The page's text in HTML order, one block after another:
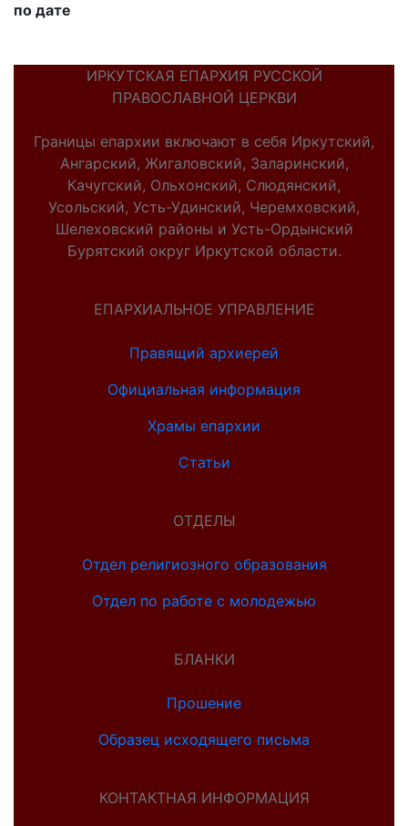
по дате
ИРКУТСКАЯ ЕПАРХИЯ РУССКОЙ
ПРАВОСЛАВНОЙ ЦЕРКВИ
Границы епархии включают в себя Иркутский,
Ангарский, Жигаловский, Заларинский,
Качугский, Ольхонский, Слюдянский,
Усольский, Усть-Удинский, Черемховский,
Шелеховский районы и Усть-Ордынский
Бурятский округ Иркутской области.
ЕПАРХИАЛЬНОЕ УПРАВЛЕНИЕ
Правящий архиерей
Официальная информация
Храмы епархии
Статьи
ОТДЕЛЫ
Отдел религиозного образования
Отдел по работе с молодежью
БЛАНКИ
Прошение
Образец исходящего письма
КОНТАКТНАЯ ИНФОРМАЦИЯ